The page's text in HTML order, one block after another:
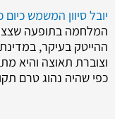
יובל סיוון המשמש
המלחמה בתופעה
וצוברת תאוצה והיא
כפי שהיה נהוג טרם